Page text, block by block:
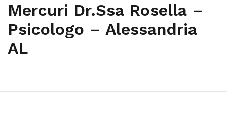
Mercuri Dr.Ssa Rosella –
Psicologo – Alessandria
AL